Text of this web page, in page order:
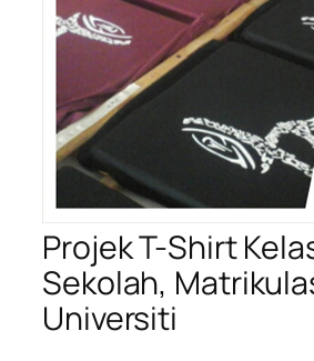
Projek T-Shirt
Sekolah,
Universiti